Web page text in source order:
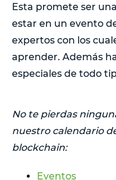
Esta promete ser
estar en un evento
expertos con los
aprender. Además
especiales de todo
No te pierdas
nuestro calendario
blockchain:
Eventos